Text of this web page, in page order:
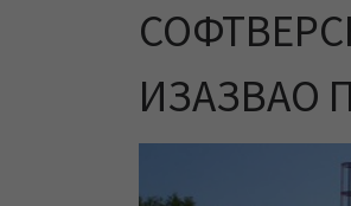
ИЗАЗВАО